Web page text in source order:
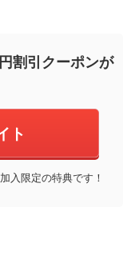
割引クーポンが
ト
入限定の特典です！